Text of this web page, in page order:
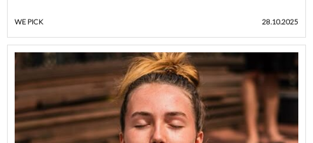
28.10.2025
WE PICK